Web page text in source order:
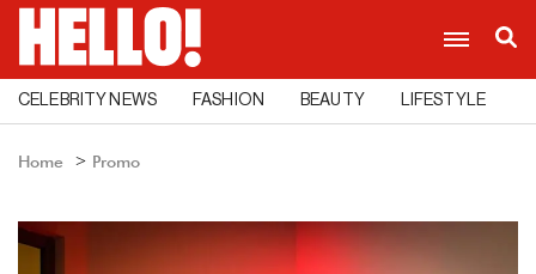
CELEBRITY NEWS FASHION BEAUTY LIFESTYLE
Home Promo